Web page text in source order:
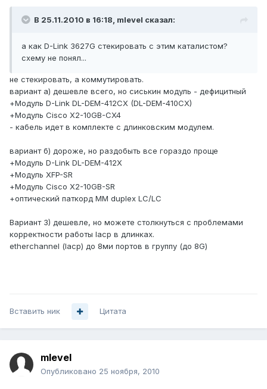
В 25.11.2010 в 16:18, mlevel сказал:
а как D-Link 3627G стекировать с этим каталистом?
схему не понял...
не стекировать, а коммутировать.
вариант а) дешевле всего, но сиськин модуль - дефицитный
+Модуль D-Link DL-DEM-412CX (DL-DEM-410CX)
+Модуль Cisco X2-10GB-CX4
- кабель идет в комплекте с длинковским модулем.
вариант б) дороже, но раздобыть все гораздо проще
+Модуль D-Link DL-DEM-412X
+Модуль XFP-SR
+Модуль Cisco X2-10GB-SR
+оптический паткорд MM duplex LC/LC
Вариант 3) дешевле, но можете столкнуться с проблемами
корректности работы lacp в длинках.
etherchannel (lacp) до 8ми портов в группу (до 8G)
Вставить ник Цитата
mlevel
Опубликовано 25 ноября, 2010